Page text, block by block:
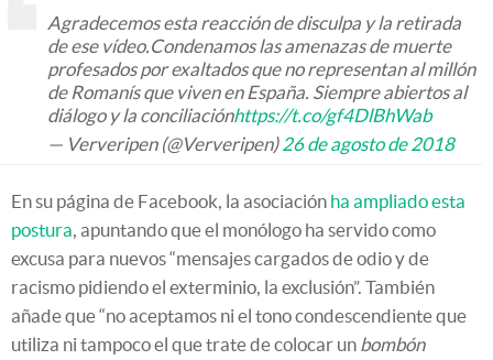
Agradecemos esta reacción de disculpa y la retirada
de ese vídeo.Condenamos las amenazas de muerte
profesados por exaltados que no representan al millón
de Romanís que viven en España. Siempre abiertos al
diálogo y la conciliaciónhttps://t.co/gf4DlBhWab
— Ververipen (@Ververipen) 26 de agosto de 2018
En su página de Facebook, la asociación ha ampliado esta
postura , apuntando que el monólogo ha servido como
excusa para nuevos “mensajes cargados de odio y de
racismo pidiendo el exterminio, la exclusión”. También
añade que “no aceptamos ni el tono condescendiente que
utiliza ni tampoco el que trate de colocar un bombón